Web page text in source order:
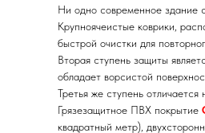
Ни одно современное здание
Крупноячеистые коврики,
быстрой очистки для
Вторая ступень защиты
обладает ворсистой
Третья же ступень
Грязезащитное ПВХ покрытие
квадратный метр),